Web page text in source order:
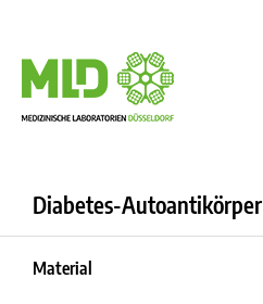
Diabetes-Autoantikörper
Material